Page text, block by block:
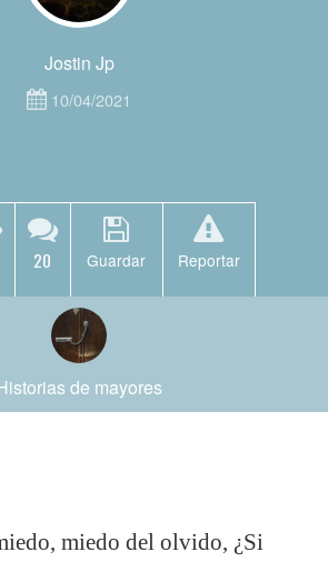
Jostin Jp
10/04/2021
20 Guardar Reportar
de mayores
miedo del olvido, ¿Si